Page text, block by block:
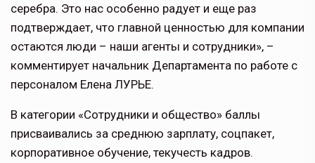
серебра. Это нас особенно радует и еще раз
подтверждает, что главной ценностью для компании
остаются люди – наши агенты и сотрудники», –
комментирует начальник Департамента по работе с
персоналом Елена ЛУРЬЕ.
В категории «Сотрудники и общество» баллы
присваивались за среднюю зарплату, соцпакет,
корпоративное обучение, текучесть кадров.